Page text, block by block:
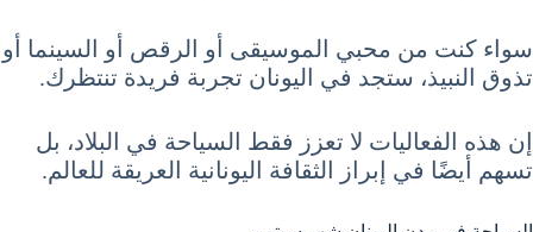
سواء كنت من محبي الموسيقى أو الرقص أو السينما أو
تذوق النبيذ، ستجد في اليونان تجربة فريدة تنتظرك.
إن هذه الفعاليات لا تعزز فقط السياحة في البلاد، بل
تسهم أيضًا في إبراز الثقافة اليونانية العريقة للعالم.